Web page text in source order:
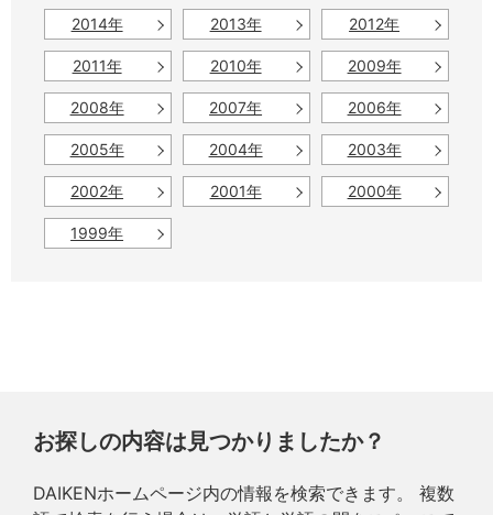
2014年 2013年 2012年
2011年 2010年 2009年
2008年 2007年 2006年
2005年 2004年 2003年
2002年 2001年 2000年
1999年
お探しの内容は見つかりましたか？
DAIKENホームページ内の情報を検索できます。 複数